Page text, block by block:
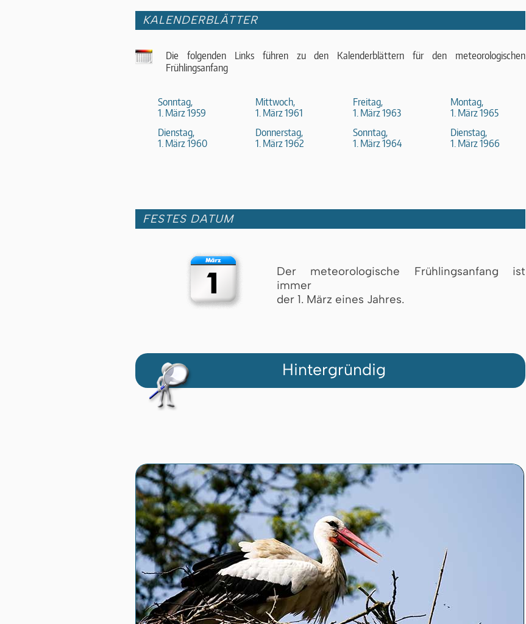
KALENDERBLÄTTER
Die folgenden Links führen zu den Kalenderblättern für den meteorologischen
Frühlingsanfang
Sonntag,
1. März 1959
Dienstag,
1. März 1960
Mittwoch,
1. März 1961
Donnerstag,
1. März 1962
Freitag,
1. März 1963
Sonntag,
1. März 1964
Montag,
1. März 1965
Dienstag,
1. März 1966
FESTES DATUM
Der meteorologische Frühlingsanfang ist
immer
der 1. März eines Jahres.
Hintergründig